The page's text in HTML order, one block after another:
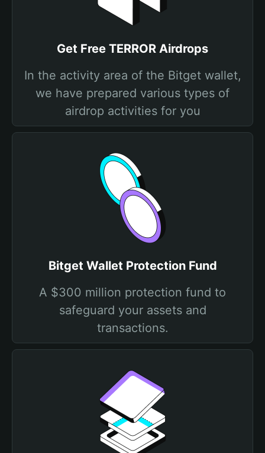
Get Free TERROR Airdrops
In the activity area of the Bitget wallet,
we have prepared various types of
airdrop activities for you
Bitget Wallet Protection Fund
A $300 million protection fund to
safeguard your assets and
transactions.